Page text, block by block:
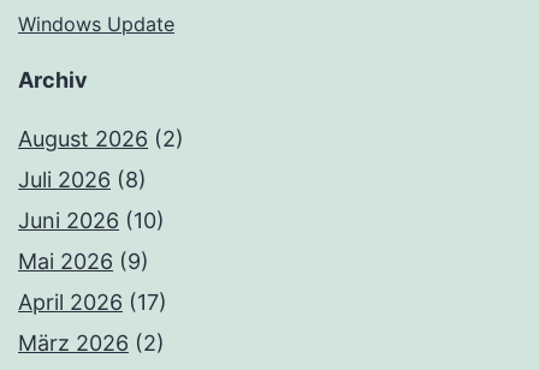
Windows Update
Archiv
August 2026 (2)
Juli 2026 (8)
Juni 2026 (10)
Mai 2026 (9)
April 2026 (17)
März 2026 (2)